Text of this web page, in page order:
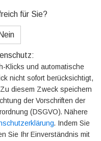
für Sie?
Nein
Klicks und automatische
nicht sofort berücksichtigt,
diesem Zweck speichern
der Vorschriften der
(DSGVO). Nähere
. Indem Sie
Sie Ihr Einverständnis mit